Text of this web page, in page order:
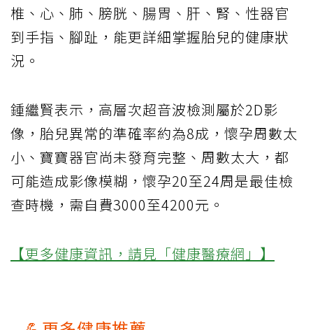
椎、心、肺、膀胱、腸胃、肝、腎、性器官
到手指、腳趾，能更詳細掌握胎兒的健康狀
況。
鍾繼賢表示，高層次超音波檢測屬於2D影
像，胎兒異常的準確率約為8成，懷孕周數太
小、寶寶器官尚未發育完整、周數太大，都
可能造成影像模糊，懷孕20至24周是最佳檢
查時機，需自費3000至4200元。
【更多健康資訊，請見「健康醫療網」】